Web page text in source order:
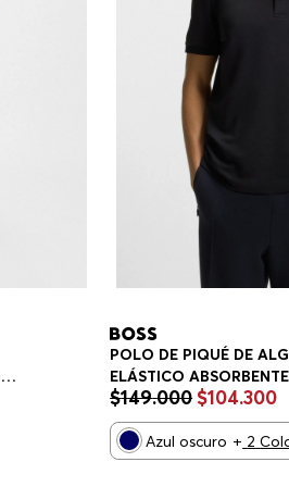
POLO DE PIQUÉ DE
ELÁSTICO
REGULAR FIT HOMBRE
$149.000 $104.300
Azul oscuro + 2